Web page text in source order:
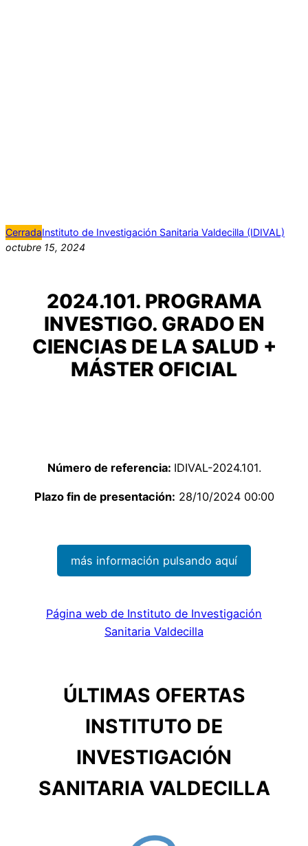
CerradaInstituto de Investigación Sanitaria Valdecilla (IDIVAL)
octubre 15, 2024
2024.101. PROGRAMA
INVESTIGO. GRADO EN
CIENCIAS DE LA SALUD +
MÁSTER OFICIAL
Número de referencia: IDIVAL-2024.101.
Plazo fin de presentación: 28/10/2024 00:00
más información pulsando aquí
Página web de Instituto de Investigación
Sanitaria Valdecilla
ÚLTIMAS OFERTAS
INSTITUTO DE
INVESTIGACIÓN
SANITARIA VALDECILLA